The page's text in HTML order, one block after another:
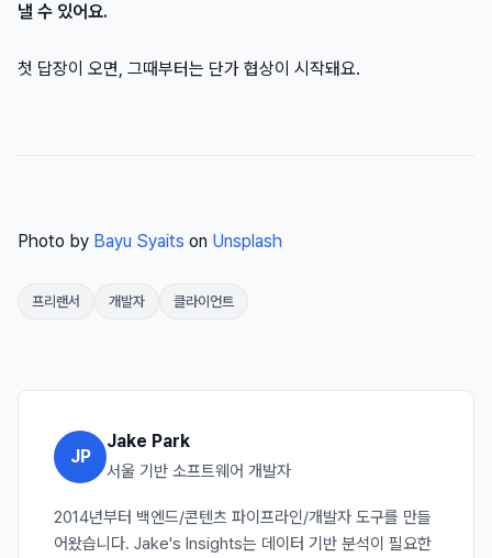
낼 수 있어요.
첫 답장이 오면, 그때부터는 단가 협상이 시작돼요.
Photo by Bayu Syaits on Unsplash
프리랜서 개발자 클라이언트
JP
Jake Park
서울 기반 소프트웨어 개발자
2014년부터 백엔드/콘텐츠 파이프라인/개발자 도구를 만들
어왔습니다. Jake's Insights는 데이터 기반 분석이 필요한